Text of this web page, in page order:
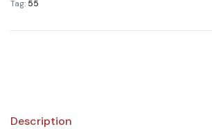
Tag: 55
Description